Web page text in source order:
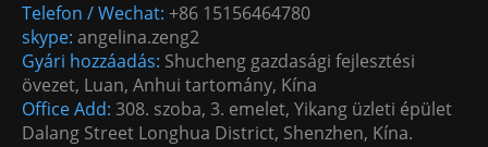
Telefon / Wechat: +86 15156464780
skype: angelina.zeng2
Gyári hozzáadás: Shucheng gazdasági fejlesztési
övezet, Luan, Anhui tartomány, Kína
Office Add: 308. szoba, 3. emelet, Yikang üzleti épület
Dalang Street Longhua District, Shenzhen, Kína.